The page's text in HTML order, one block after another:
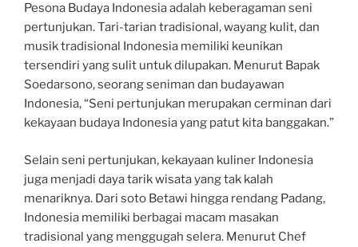
Pesona Budaya Indonesia adalah keberagaman seni
pertunjukan. Tari-tarian tradisional, wayang kulit, dan
musik tradisional Indonesia memiliki keunikan
tersendiri yang sulit untuk dilupakan. Menurut Bapak
Soedarsono, seorang seniman dan budayawan
Indonesia, “Seni pertunjukan merupakan cerminan dari
kekayaan budaya Indonesia yang patut kita banggakan.”
Selain seni pertunjukan, kekayaan kuliner Indonesia
juga menjadi daya tarik wisata yang tak kalah
menariknya. Dari soto Betawi hingga rendang Padang,
Indonesia memiliki berbagai macam masakan
tradisional yang menggugah selera. Menurut Chef